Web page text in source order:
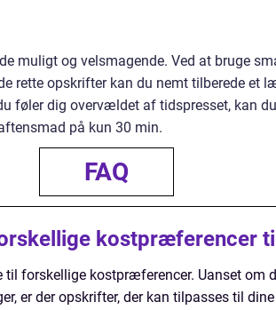
muligt og velsmagende. Ved at bruge
rette opskrifter kan du nemt tilberede et
føler dig overvældet af tidspresset, kan
på kun 30 min.
FAQ
kostpræferencer
forskellige kostpræferencer. Uanset om
er der opskrifter, der kan tilpasses til